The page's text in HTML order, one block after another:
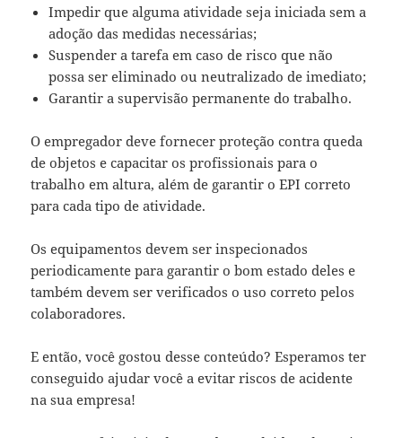
Impedir que alguma atividade seja iniciada sem a
adoção das medidas necessárias;
Suspender a tarefa em caso de risco que não
possa ser eliminado ou neutralizado de imediato;
Garantir a supervisão permanente do trabalho.
O empregador deve fornecer proteção contra queda
de objetos e capacitar os profissionais para o
trabalho em altura, além de garantir o EPI correto
para cada tipo de atividade.
Os equipamentos devem ser inspecionados
periodicamente para garantir o bom estado deles e
também devem ser verificados o uso correto pelos
colaboradores.
E então, você gostou desse conteúdo? Esperamos ter
conseguido ajudar você a evitar riscos de acidente
na sua empresa!